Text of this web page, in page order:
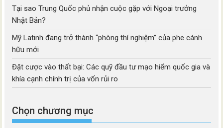
Tại sao Trung Quốc phủ nhận cuộc gặp với Ngoại trưởng
Nhật Bản?
Mỹ Latinh đang trở thành “phòng thí nghiệm” của phe cánh
hữu mới
Đặt cược vào thất bại: Các quỹ đầu tư mạo hiểm quốc gia và
khía cạnh chính trị của vốn rủi ro
Chọn chương mục